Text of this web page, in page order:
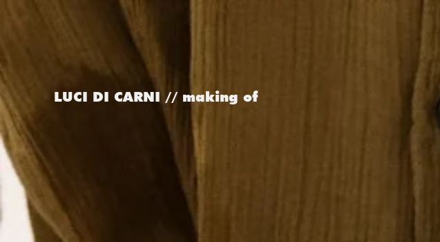
LUCI DI CARNI // making of